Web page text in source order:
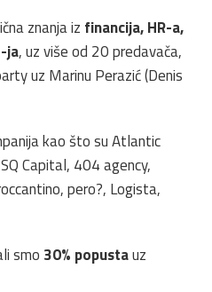
znanja iz financija, HR-a,
ja, uz više od 20 predavača,
uz Marinu Perazić (Denis
kao što su Atlantic
Capital, 404 agency,
pero?, Logista,
smo 30% popustauz